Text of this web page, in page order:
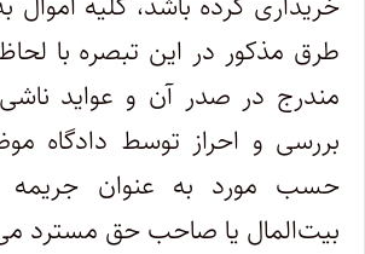
طرق مذکور در این تبصره با
مندرج در صدر آن و عواید
بررسی و احراز توسط دادگاه
حسب مورد به‌ عنوان جریمه
بیت‌المال یا صاحب حق مسترد